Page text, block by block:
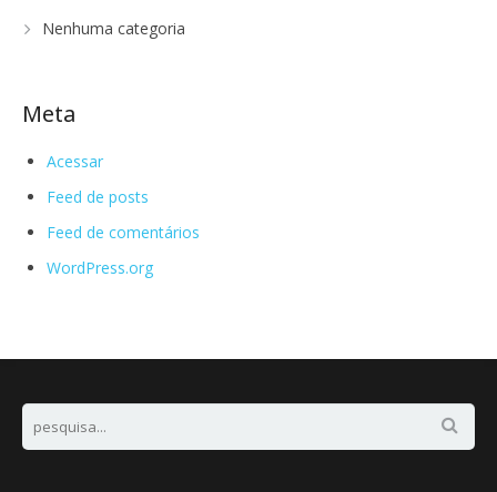
Nenhuma categoria
Meta
Acessar
Feed de posts
Feed de comentários
WordPress.org